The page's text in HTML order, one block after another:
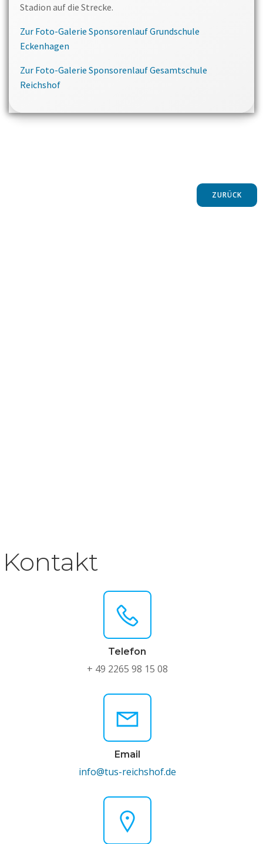
Stadion auf die Strecke.
Zur Foto-Galerie Sponsorenlauf Grundschule
Eckenhagen
Zur Foto-Galerie Sponsorenlauf Gesamtschule
Reichshof
ZURÜCK
Kontakt
Telefon
+ 49 2265 98 15 08
Email
info@tus-reichshof.de